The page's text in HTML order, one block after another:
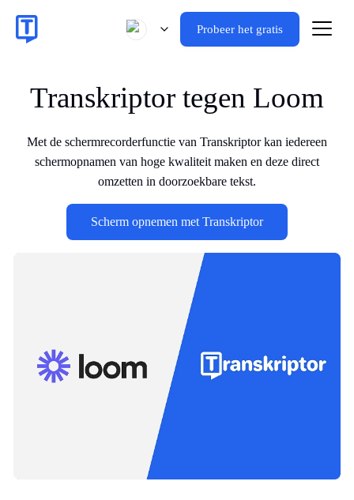
Probeer het gratis
Transkriptor tegen Loom
Met de schermrecorderfunctie van Transkriptor kan iedereen
schermopnamen van hoge kwaliteit maken en deze direct
omzetten in doorzoekbare tekst.
Scherm opnemen met Transkriptor